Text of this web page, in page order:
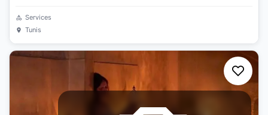
Services
Tunis